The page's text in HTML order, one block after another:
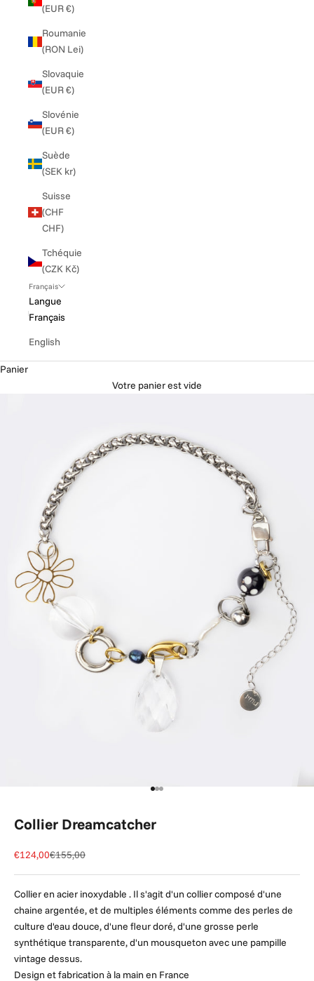
(EUR €)
Roumanie
(RON Lei)
Slovaquie
(EUR €)
Slovénie
(EUR €)
Suède
(SEK kr)
Suisse
(CHF
CHF)
Tchéquie
(CZK Kč)
Français
Langue
Français
English
Panier
Votre panier est vide
Aller à l'élément 1
Aller à l'élément 2
Aller à l'élément 3
Collier Dreamcatcher
Prix de vente
€124,00Prix normal
€155,00
Collier en acier inoxydable . Il s'agit d'un collier composé d'une
chaine argentée, et de multiples éléments comme des perles de
culture d'eau douce, d'une fleur doré, d'une grosse perle
synthétique transparente, d'un mousqueton avec une pampille
vintage dessus.
Design et fabrication à la main en France